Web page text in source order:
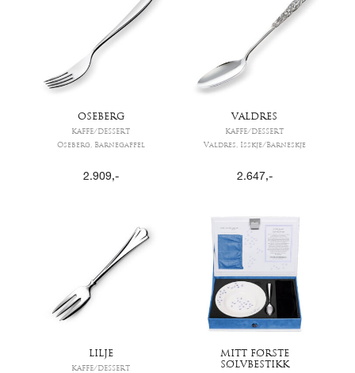
OSEBERG
KAFFE/DESSERT
Oseberg, Barnegaffel
2.909,-
VALDRES
KAFFE/DESSERT
Valdres, Isskje/Barneskje
2.647 ,-
LILJE
KAFFE/DESSERT
MITT FØRSTE
SØLVBESTIKK